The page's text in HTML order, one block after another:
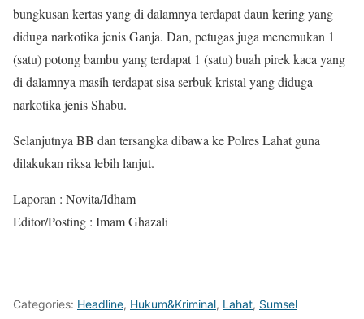
bungkusan kertas yang di dalamnya terdapat daun kering yang
diduga narkotika jenis Ganja. Dan, petugas juga menemukan 1
(satu) potong bambu yang terdapat 1 (satu) buah pirek kaca yang
di dalamnya masih terdapat sisa serbuk kristal yang diduga
narkotika jenis Shabu.
Selanjutnya BB dan tersangka dibawa ke Polres Lahat guna
dilakukan riksa lebih lanjut.
Laporan : Novita/Idham
Editor/Posting : Imam Ghazali
Categories: Headline, Hukum&Kriminal, Lahat, Sumsel